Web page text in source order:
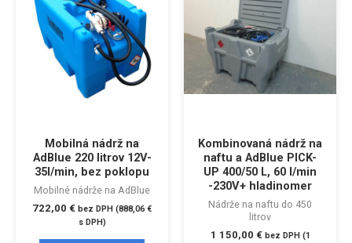
Mobilná nádrž na
AdBlue 220 litrov 12V-
35l/min, bez poklopu
Mobilné nádrže na AdBlue
722,00 € bez DPH (888,06 €
s DPH)
Kombinovaná nádrž na
naftu a AdBlue PICK-
UP 400/50 L, 60 l/min
-230V+ hladinomer
Nádrže na naftu do 450
litrov
1 150,00 € bez DPH (1